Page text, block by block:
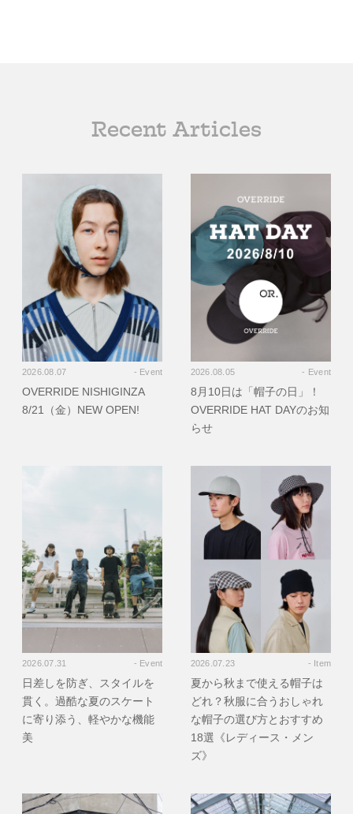
Recent Articles
2026.08.07 - Event
OVERRIDE NISHIGINZA
8/21（金）NEW OPEN!
2026.08.05 - Event
8月10日は「帽子の日」！
OVERRIDE HAT DAYのお知
らせ
2026.07.31 - Event
日差しを防ぎ、スタイルを
貫く。過酷な夏のスケート
に寄り添う、軽やかな機能
美
2026.07.23 - Item
夏から秋まで使える帽子は
どれ？秋服に合うおしゃれ
な帽子の選び方とおすすめ
18選《レディース・メン
ズ》